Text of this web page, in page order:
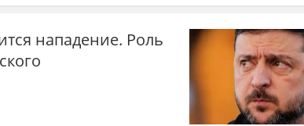
СВО новости СВО Россия прогнозы СВО
новости СВО Спецоперация Украина.ру Дзен
нападение. Роль